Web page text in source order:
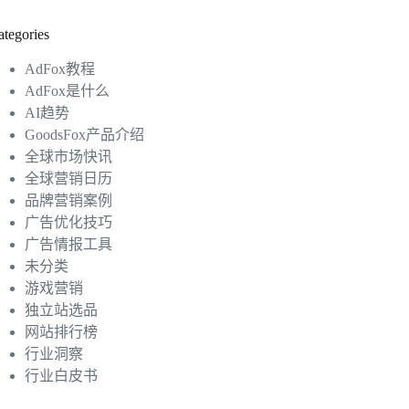
AdFox教程
AdFox是什么
AI趋势
GoodsFox产品介绍
全球市场快讯
全球营销日历
品牌营销案例
广告优化技巧
广告情报工具
未分类
游戏营销
独立站选品
网站排行榜
行业洞察
行业白皮书